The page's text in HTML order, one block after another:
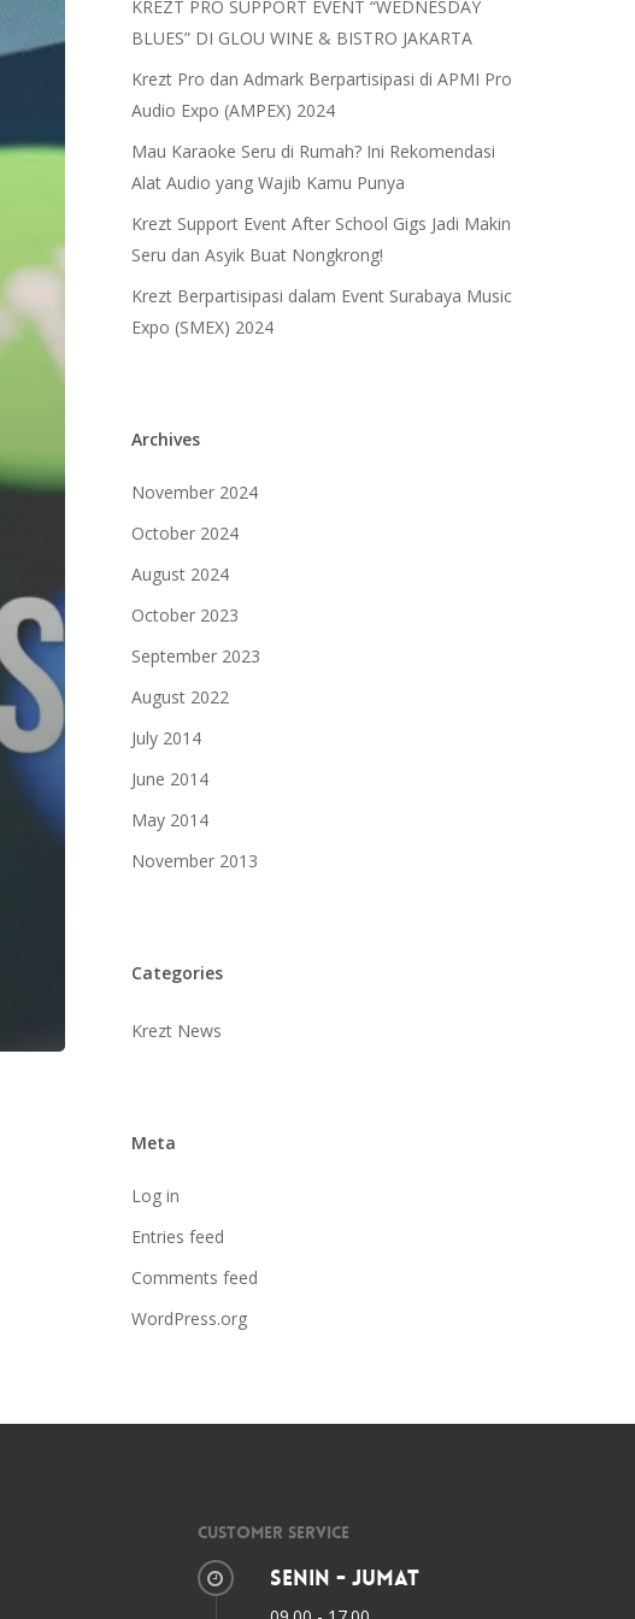
KREZT PRO SUPPORT EVENT “WEDNESDAY
BLUES” DI GLOU WINE & BISTRO JAKARTA
Krezt Pro dan Admark Berpartisipasi di APMI Pro
Audio Expo (AMPEX) 2024
Mau Karaoke Seru di Rumah? Ini Rekomendasi
Alat Audio yang Wajib Kamu Punya
Krezt Support Event After School Gigs Jadi Makin
Seru dan Asyik Buat Nongkrong!
Krezt Berpartisipasi dalam Event Surabaya Music
Expo (SMEX) 2024
Archives
November 2024
October 2024
August 2024
October 2023
September 2023
August 2022
July 2014
June 2014
May 2014
November 2013
Categories
Krezt News
Meta
Log in
Entries feed
Comments feed
WordPress.org
Customer Service
Senin - Jumat